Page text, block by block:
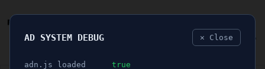
AD SYSTEM DEBUG ✕ Close
adn.js loaded true